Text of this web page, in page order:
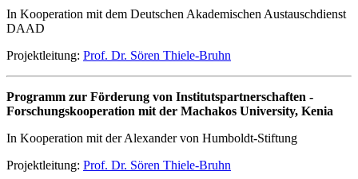
In Kooperation mit dem Deutschen Akademischen Austauschdienst
DAAD
Projektleitung: Prof. Dr. Sören Thiele-Bruhn
Programm zur Förderung von Institutspartnerschaften -
Forschungskooperation mit der Machakos University, Kenia
In Kooperation mit der Alexander von Humboldt-Stiftung
Projektleitung: Prof. Dr. Sören Thiele-Bruhn